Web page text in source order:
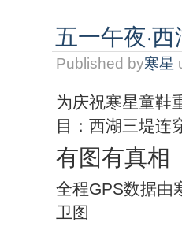
五一午夜·
Published by寒星
为庆祝寒星童鞋
目：西湖三堤连
有图有真相
全程GPS数据由
卫图